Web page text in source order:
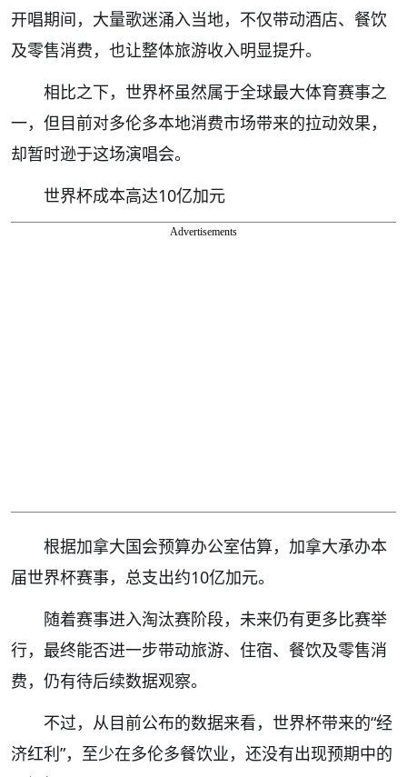
开唱期间，大量歌迷涌入当地，不仅带动酒店、餐饮
及零售消费，也让整体旅游收入明显提升。
相比之下，世界杯虽然属于全球最大体育赛事之
一，但目前对多伦多本地消费市场带来的拉动效果，
却暂时逊于这场演唱会。
世界杯成本高达10亿加元
Advertisements
根据加拿大国会预算办公室估算，加拿大承办本
届世界杯赛事，总支出约10亿加元。
随着赛事进入淘汰赛阶段，未来仍有更多比赛举
行，最终能否进一步带动旅游、住宿、餐饮及零售消
费，仍有待后续数据观察。
不过，从目前公布的数据来看，世界杯带来的“经
济红利”，至少在多伦多餐饮业，还没有出现预期中的